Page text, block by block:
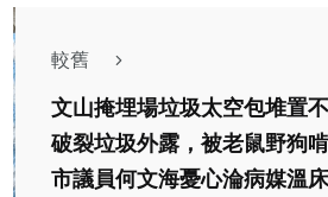
較舊
文山掩埋場垃圾太空包堆置
破裂垃圾外露，被老鼠野狗
市議員何文海憂心淪病媒溫